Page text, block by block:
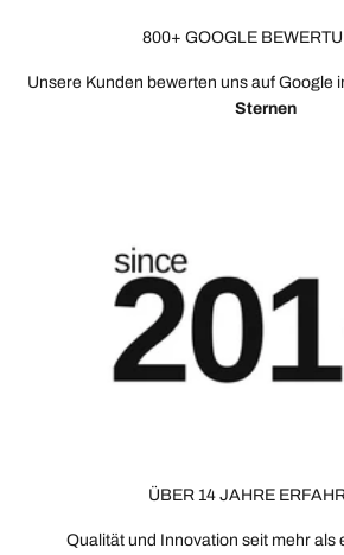
800+ GOOGLE
Unsere Kunden bewerten uns auf Google
Sternen
ÜBER 14 JAHRE
Qualität und Innovation seit mehr als